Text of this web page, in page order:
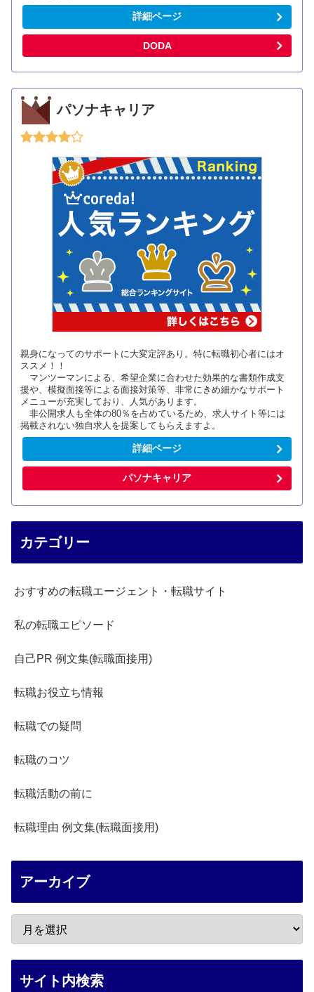
詳細ページ
DODA
パソナキャリア
親身になってのサポートに大変定評あり。特に転職初心者にはオ
ススメ！！
マンツーマンによる、希望企業に合わせた効果的な書類作成支
援や、模擬面接等による面接対策等、非常にきめ細かなサポート
メニューが充実しており、人気があります。
非公開求人も全体の80％を占めているため、求人サイト等には
掲載されない独自求人を提案してもらえますよ。
詳細ページ
パソナキャリア
カテゴリー
おすすめの転職エージェント・転職サイト
私の転職エピソード
自己PR 例文集(転職面接用)
転職お役立ち情報
転職での疑問
転職のコツ
転職活動の前に
転職理由 例文集(転職面接用)
アーカイブ
サイト内検索